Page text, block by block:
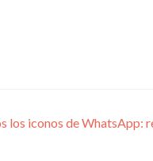
los iconos de WhatsApp: